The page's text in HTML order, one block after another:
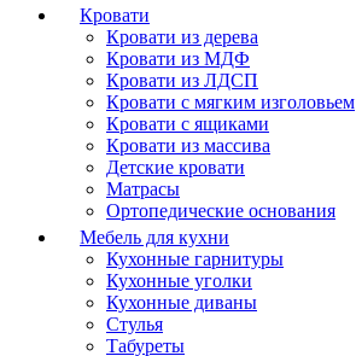
Кровати
Кровати из дерева
Кровати из МДФ
Кровати из ЛДСП
Кровати с мягким изголовьем
Кровати с ящиками
Кровати из массива
Детские кровати
Матрасы
Ортопедические основания
Мебель для кухни
Кухонные гарнитуры
Кухонные уголки
Кухонные диваны
Стулья
Табуреты